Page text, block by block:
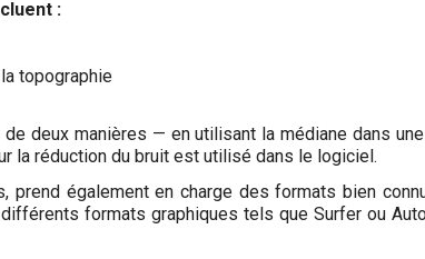
:
topographie
deux manières — en utilisant la médiane dans
la réduction du bruit est utilisé dans le logiciel.
également en charge des formats bien
formats graphiques tels que Surfer ou